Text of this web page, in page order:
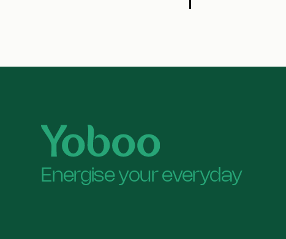
Energise your everyday